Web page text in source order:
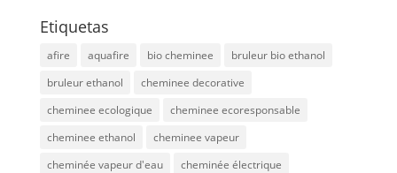
Etiquetas
afire aquafire bio cheminee
bruleur bio ethanol
bruleur ethanol
cheminee decorative
cheminee ecologique
cheminee ecoresponsable
cheminee ethanol
cheminee vapeur
cheminée vapeur d'eau
cheminée électrique